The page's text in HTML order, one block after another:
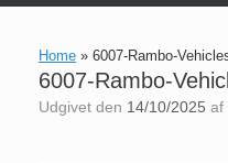
Home » 6007-Rambo-
6007-Rambo-
Udgivet den 14/10/2025 af